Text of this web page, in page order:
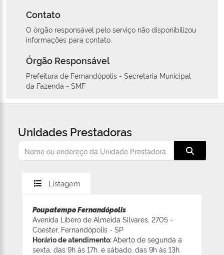
Contato
O órgão responsável pelo serviço não disponibilizou
informações para contato.
Órgão Responsável
Prefeitura de Fernandópolis - Secretaria Municipal
da Fazenda - SMF
Unidades Prestadoras
Listagem
Poupatempo Fernandópolis
Avenida Líbero de Almeida Silvares, 2705 -
Coester, Fernandópolis - SP
Horário de atendimento:Aberto de segunda a
sexta, das 9h às 17h, e sábado, das 9h às 13h.